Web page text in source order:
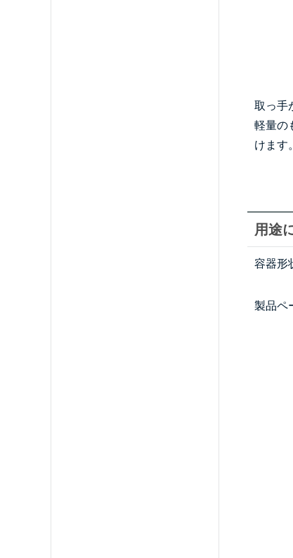
取っ手
軽量の
けます。
用途
容器形
製品ペ